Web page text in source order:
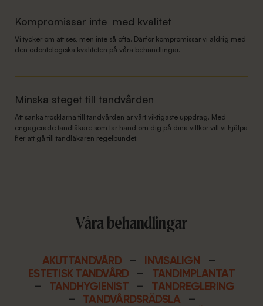
Kompromissar inte med kvalitet
Vi tycker om att ses, men inte så ofta. Därför kompromissar vi aldrig med
den odontologiska kvaliteten på våra behandlingar.
Minska steget till tandvården
Att sänka trösklarna till tandvården är vårt viktigaste uppdrag. Med
engagerade tandläkare som tar hand om dig på dina villkor vill vi hjälpa
fler att gå till tandläkaren regelbundet.
Våra behandlingar
AKUTTANDVÅRD – INVISALIGN
–
ESTETISK TANDVÅRD
–
TANDIMPLANTAT
–
TANDHYGIENIST –
TANDREGLERING
–
TANDVÅRDSRÄDSLA –